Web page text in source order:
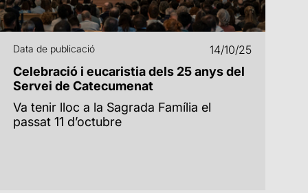
Data de publicació 14/10/25
Celebració i eucaristia dels 25 anys del
Servei de Catecumenat
Va tenir lloc a la Sagrada Família el
passat 11 d’octubre